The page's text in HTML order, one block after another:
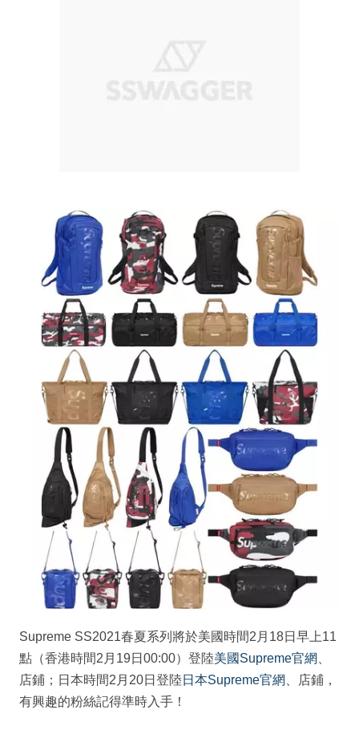
Supreme SS2021春夏系列將於美國時間2月18日早上11
點（香港時間2月19日00:00）登陸美國Supreme官網
店鋪；日本時間2月20日登陸 日本Supreme官網
、店鋪，
有興趣的粉絲記得準時入手！